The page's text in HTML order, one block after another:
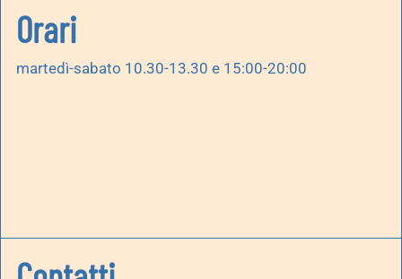
Orari
martedì-sabato 10.30-13.30 e 15:00-20:00